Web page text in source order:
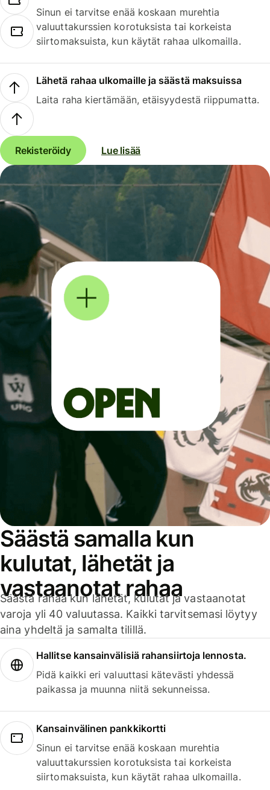
Sinun ei tarvitse enää koskaan murehtia
valuuttakurssien korotuksista tai korkeista
siirtomaksuista, kun käytät rahaa ulkomailla.
Lähetä rahaa ulkomaille ja säästä maksuissa
Laita raha kiertämään, etäisyydestä riippumatta.
Rekisteröidy Lue lisää
Säästä samalla kun
kulutat, lähetät ja
vastaanotat rahaa
Säästä rahaa kun lähetät, kulutat ja vastaanotat
varoja yli 40 valuutassa. Kaikki tarvitsemasi löytyy
aina yhdeltä ja samalta tilillä.
Hallitse kansainvälisiä rahansiirtoja lennosta.
Pidä kaikki eri valuuttasi kätevästi yhdessä
paikassa ja muunna niitä sekunneissa.
Kansainvälinen pankkikortti
Sinun ei tarvitse enää koskaan murehtia
valuuttakurssien korotuksista tai korkeista
siirtomaksuista, kun käytät rahaa ulkomailla.